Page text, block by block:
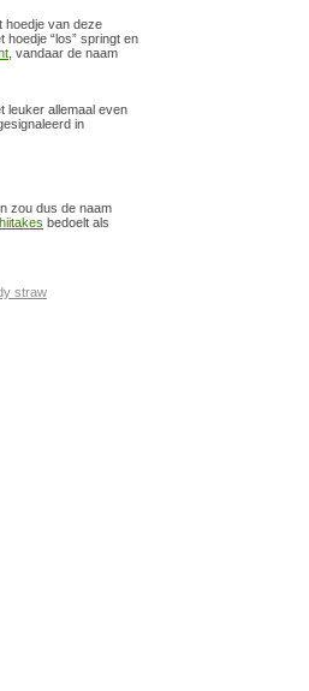
hoedje van deze
hoedje “los” springt en
, vandaar de naam
leuker allemaal even
in
zou dus de naam
bedoelt als
straw